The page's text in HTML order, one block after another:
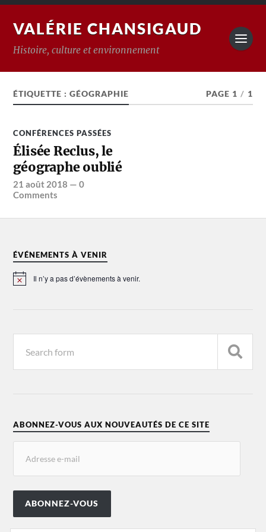
VALÉRIE CHANSIGAUD
Histoire, culture et environnement
ÉTIQUETTE :GÉOGRAPHIE PAGE 1 / 1
CONFÉRENCES PASSÉES
Élisée Reclus, le
géographe oublié
21 août 2018 —0
Comments
ÉVÉNEMENTS À VENIR
Notice Il n’y a pas d’évènements à venir.
ABONNEZ-VOUS AUX NOUVEAUTÉS DE CE SITE
ABONNEZ-VOUS